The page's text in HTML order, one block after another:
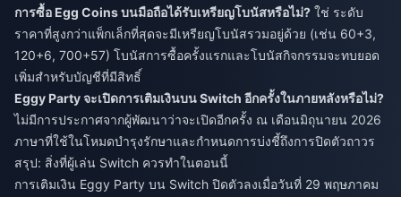
การซื้อ Egg Coins บนมือถือได้รับเหรียญโบนัสหรือไม่? ใช่ ระดับ
ราคาที่สูงกว่าแพ็กเล็กที่สุดจะมีเหรียญโบนัสรวมอยู่ด้วย (เช่น 60+3,
120+6, 700+57) โบนัสการซื้อครั้งแรกและโบนัสกิจกรรมจะทบยอด
เพิ่มสำหรับบัญชีที่มีสิทธิ์
Eggy Party จะเปิดการเติมเงินบน Switch อีกครั้งในภายหลังหรือไม่?
ไม่มีการประกาศจากผู้พัฒนาว่าจะเปิดอีกครั้ง ณ เดือนมิถุนายน 2026
ภาษาที่ใช้ในโหมดบำรุงรักษาและกำหนดการบ่งชี้ถึงการปิดตัวถาวร
สรุป: สิ่งที่ผู้เล่น Switch ควรทำในตอนนี้
การเติมเงิน Eggy Party บน Switch ปิดตัวลงเมื่อวันที่ 29 พฤษภาคม